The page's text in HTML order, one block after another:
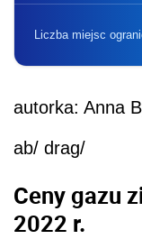
Liczba miejsc
autorka: Anna
ab/ drag/
Cenygazu
2022 r.